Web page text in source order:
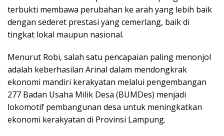
terbukti membawa perubahan ke arah yang lebih baik
dengan sederet prestasi yang cemerlang, baik di
tingkat lokal maupun nasional.
Menurut Robi, salah satu pencapaian paling menonjol
adalah keberhasilan Arinal dalam mendongkrak
ekonomi mandiri kerakyatan melalui pengembangan
277 Badan Usaha Milik Desa (BUMDes) menjadi
lokomotif pembangunan desa untuk meningkatkan
ekonomi kerakyatan di Provinsi Lampung.